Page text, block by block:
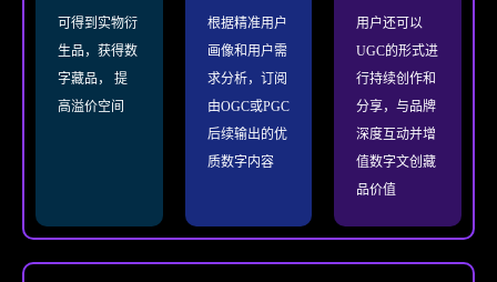
可得到实物衍
生品，获得数
字藏品， 提
高溢价空间
根据精准用户
画像和用户需
求分析，订阅
由OGC或PGC
后续输出的优
质数字内容
用户还可以
UGC的形式进
行持续创作和
分享，与品牌
深度互动并增
值数字文创藏
品价值